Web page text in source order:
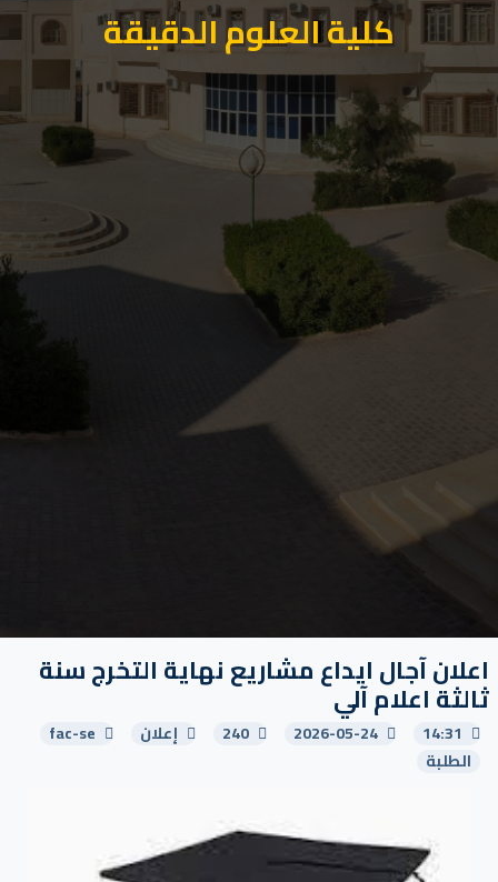
كلية العلوم الدقيقة
اعلان آجال ايداع مشاريع نهاية التخرج سنة
ثالثة اعلام آلي
14:31
2026-05-24
240 إعلان
fac-se
الطلبة